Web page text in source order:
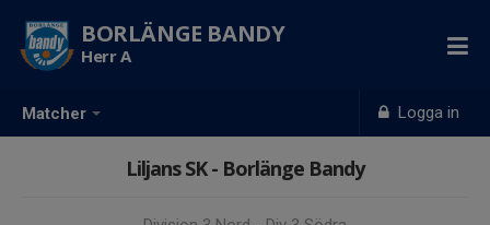
Matcher Logga in
BORLÄNGE BANDY
Herr A
Liljans SK - Borlänge Bandy